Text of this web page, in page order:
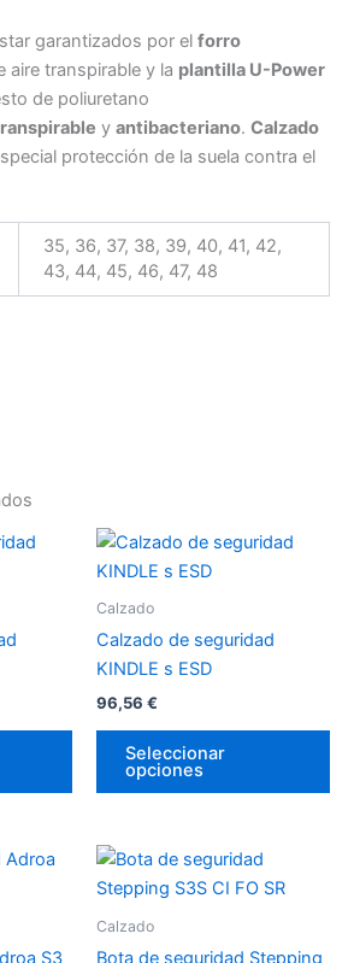
garantizados por el forro
aire transpirable y la plantilla U-Power
de poliuretano
y antibacteriano. Calzado
protección de la suela contra el
35, 36, 37, 38, 39, 40, 41, 42,
43, 44, 45, 46, 47, 48
Este
producto
tiene
opciones
pueden
página
Calzado
Calzado de seguridad
KINDLE s ESD
96,56 €
Seleccionar
opciones
S3
Este
producto
tieneCalzado
Bota de seguridad Stepping